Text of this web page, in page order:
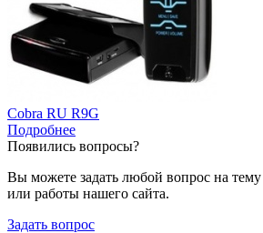
Cobra RU R9G
Подробнее
Появились вопросы?
Вы можете задать любой вопрос на
или работы нашего сайта.
Задать вопрос